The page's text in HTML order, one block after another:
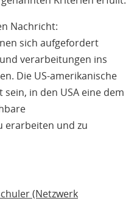
Nachricht:
sich aufgefordert
verarbeitungen ins
Die US-amerikanische
in den USA eine dem
erarbeiten und zu
(Netzwerk